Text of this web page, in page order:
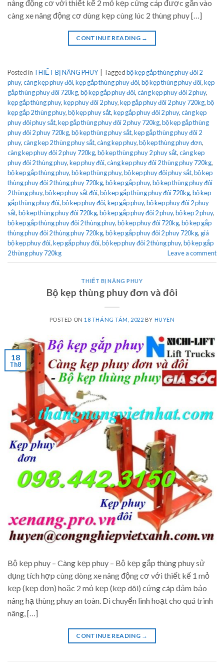
nâng động cơ với thiết kế 2 mỏ kẹp cứng cáp được gắn vào
càng xe nâng động cơ dùng kẹp cùng lúc 2 thùng phuy […]
CONTINUE READING →
Posted in THIẾT BỊ NÂNG PHUY Taggedbộ kẹp gắp thùng phuy đôi 2
phuy,càng kẹp phuy đôi,kẹp gắp thùng phuy đôi,bộ kẹp thùng phuy đôi,kẹp
gắp thùng phuy đôi 720kg,bộ kẹp gắp phuy đôi,càng kẹp phuy đôi 2 phuy,
kẹp gắp thùng phuy,kẹp phuy đôi 2 phuy,kẹp gắp phuy đôi 2 phuy 720kg,bộ
kẹp gắp 2 thùng phuy,bộ kẹp phuy sắt,kẹp gắp phuy đôi 2 phuy,càng kẹp
phuy đôi phuy sắt,kẹp gắp thùng phuy đôi 2 phuy 720kg,bộ kẹp gắp thùng
phuy đôi 2 phuy 720kg,bộ kẹp thùng phuy sắt,kẹp gắp thùng phuy đôi 2
phuy,càng kẹp 2 thùng phuy sắt,càng kẹp phuy,bộ kẹp thùng phuy đơn,
càng kẹp phuy đôi 2 phuy 720kg,bộ kẹp thùng phuy 2 phuy sắt,càng kẹp
phuy đôi 2 thùng phuy,kẹp phuy đôi,càng kẹp phuy đôi 2 thùng phuy 720kg,
bộ kẹp gắp thùng phuy,bộ kẹp thùng phuy,bộ kẹp phuy đôi phuy sắt,bộ kẹp
thùng phuy đôi 2 thùng phuy 720kg,bộ kẹp gắp phuy,bộ kẹp thùng phuy đôi
2 thùng phuy,bộ kẹp phuy sắt đôi,bộ kẹp gắp thùng phuy đôi 720kg,bộ kẹp
gắp thùng phuy đôi,bộ kẹp phuy đôi,kẹp gắp phuy,bộ kẹp phuy đôi 2 phuy
sắt,bộ kẹp thùng phuy đôi 720kg,bộ kẹp gắp phuy đôi 2 phuy,bộ kẹp 2 phuy,
bộ kẹp gắp thùng phuy đôi 2 thùng phuy,bộ kẹp phuy đôi 720kg,bộ kẹp gắp
thùng phuy đôi 2 thùng phuy 720kg,bộ kẹp gắp phuy đôi 2 phuy 720kg, giá
bộ kẹp phuy đôi,kẹp gắp phuy đôi,bộ kẹp phuy đôi 2 thùng phuy,bộ kẹp gắp
2 thùng phuy 720kg
Leave a comment
THIẾT BỊ NÂNG PHUY
Bộ kẹp thùng phuy đơn và đôi
POSTED ON 18 THÁNG TÁM, 2022 BY HUYEN
18
Th8
Bộ kẹp phuy – Càng kẹp phuy – Bộ kẹp gắp thùng phuy sử
dụng tích hợp cùng dòng xe nâng động cơ với thiết kế 1 mỏ
kẹp (kẹp đơn) hoặc 2 mỏ kẹp (kẹp dôi) cứng cáp đảm bảo
nâng hạ thùng phuy an toàn. Di chuyển linh hoạt cho quá trình
nâng, […]
CONTINUE READING →